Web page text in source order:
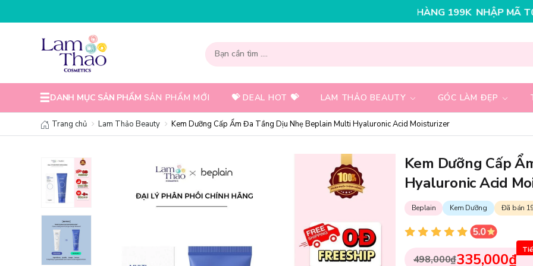
NHẬP MÃ T08FS25K - GIẢM
DANH MỤC SẢN PHẨM SẢN PHẨM MỚI 💝 DEAL HOT 💝 LAM THẢO BEAUTY GÓC LÀM ĐẸP
Trang chủ Lam Thảo Beauty Kem Dưỡng Cấp Ẩm Đa Tầng Dịu Nhẹ Beplain Multi Hyaluronic Acid Moisturizer
Kem Dưỡng Cấp
Hyaluronic Acid
Beplain Kem Dưỡng Đã bán
498,000₫335,000₫